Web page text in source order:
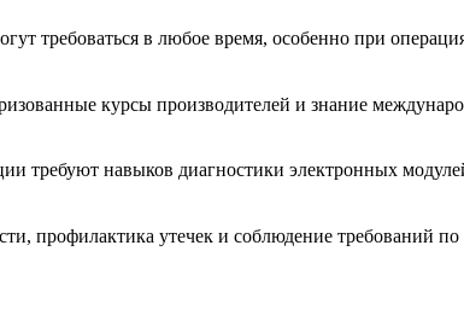
требоваться в любое время, особенно при
курсы производителей и знание
требуют навыков диагностики электронных
профилактика утечек и соблюдение требований